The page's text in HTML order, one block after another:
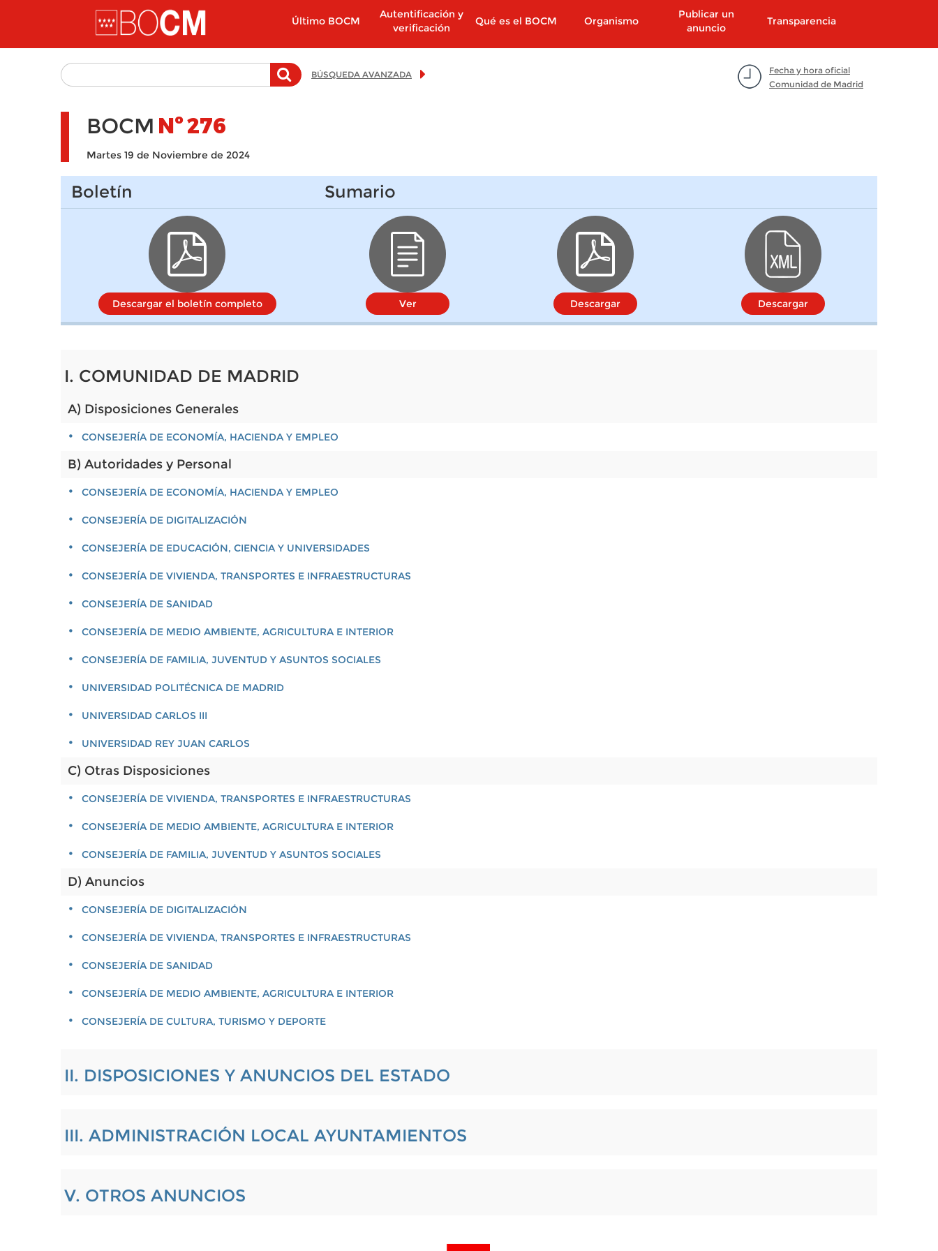
Pasar al contenido principal
Último BOCM
Autentificación y
verificación
Qué es el BOCM Organismo
Publicar un
anuncio
Transparencia
Fecha y hora oficial
Comunidad de Madrid
BÚSQUEDA AVANZADA
BOCM Nº276
Martes 19 de Noviembre de 2024
Boletín
Descargar el boletín completo
Sumario
Ver Descargar Descargar
I. COMUNIDAD DE MADRID
A) Disposiciones Generales
CONSEJERÍA DE ECONOMÍA, HACIENDA Y EMPLEO
B) Autoridades y Personal
CONSEJERÍA DE ECONOMÍA, HACIENDA Y EMPLEO
CONSEJERÍA DE DIGITALIZACIÓN
CONSEJERÍA DE EDUCACIÓN, CIENCIA Y UNIVERSIDADES
CONSEJERÍA DE VIVIENDA, TRANSPORTES E INFRAESTRUCTURAS
CONSEJERÍA DE SANIDAD
CONSEJERÍA DE MEDIO AMBIENTE, AGRICULTURA E INTERIOR
CONSEJERÍA DE FAMILIA, JUVENTUD Y ASUNTOS SOCIALES
UNIVERSIDAD POLITÉCNICA DE MADRID
UNIVERSIDAD CARLOS III
UNIVERSIDAD REY JUAN CARLOS
C) Otras Disposiciones
CONSEJERÍA DE VIVIENDA, TRANSPORTES E INFRAESTRUCTURAS
CONSEJERÍA DE MEDIO AMBIENTE, AGRICULTURA E INTERIOR
CONSEJERÍA DE FAMILIA, JUVENTUD Y ASUNTOS SOCIALES
D) Anuncios
CONSEJERÍA DE DIGITALIZACIÓN
CONSEJERÍA DE VIVIENDA, TRANSPORTES E INFRAESTRUCTURAS
CONSEJERÍA DE SANIDAD
CONSEJERÍA DE MEDIO AMBIENTE, AGRICULTURA E INTERIOR
CONSEJERÍA DE CULTURA, TURISMO Y DEPORTE
II. DISPOSICIONES Y ANUNCIOS DEL ESTADO
III. ADMINISTRACIÓN LOCAL AYUNTAMIENTOS
V. OTROS ANUNCIOS